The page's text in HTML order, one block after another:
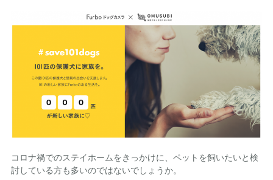
コロナ禍でのステイホームをきっかけに、ペットを飼いたいと検
討している方も多いのではないでしょうか。